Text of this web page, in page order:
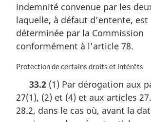
i
n
a
l
e
indemnité convenue par les
laquelle, à défaut d’entente, est
déterminée par la Commission
conformément à l’article 78.
N
e
m
Protection de certains droits et intérêts
33.2 (1) Par dérogation aux
27(1), (2) et (4) et aux articles
28.2, dans le cas où, avant la